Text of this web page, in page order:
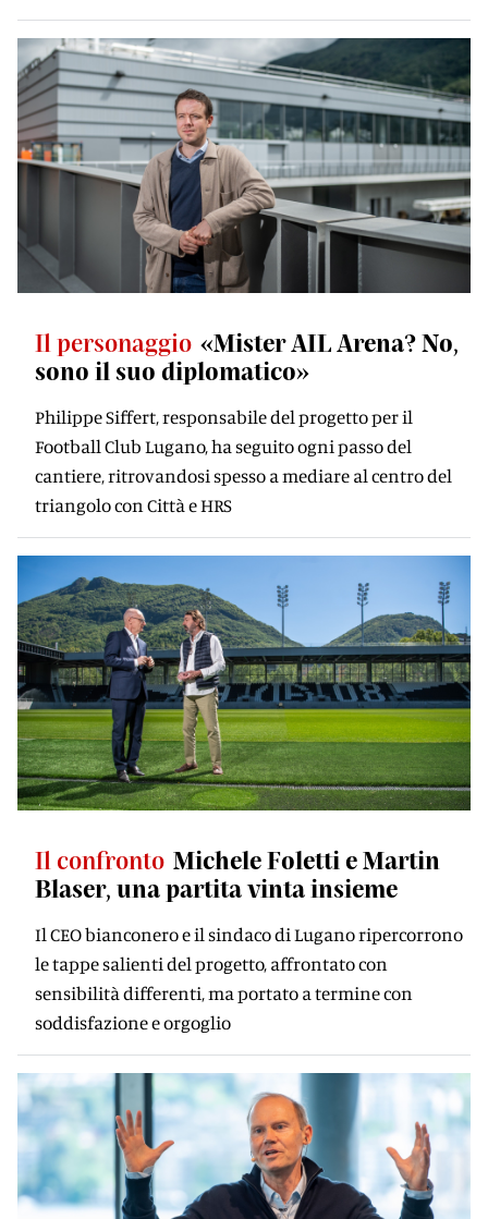
Il personaggio «Mister AIL Arena? No,
sono il suo diplomatico»
Philippe Siffert, responsabile del progetto per il
Football Club Lugano, ha seguito ogni passo del
cantiere, ritrovandosi spesso a mediare al centro del
triangolo con Città e HRS
Il confronto Michele Foletti e Martin
Blaser, una partita vinta insieme
Il CEO bianconero e il sindaco di Lugano ripercorrono
le tappe salienti del progetto, affrontato con
sensibilità differenti, ma portato a termine con
soddisfazione e orgoglio